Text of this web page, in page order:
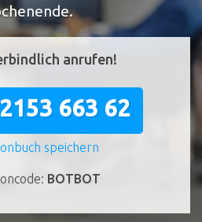
anrufen!
663 62
speichern
BOTBOT